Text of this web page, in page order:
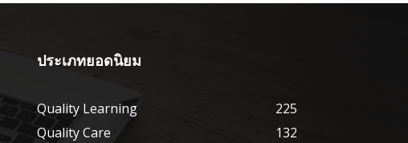
ประเภทยอดนิยม
Quality Learning
225
Quality Care
132